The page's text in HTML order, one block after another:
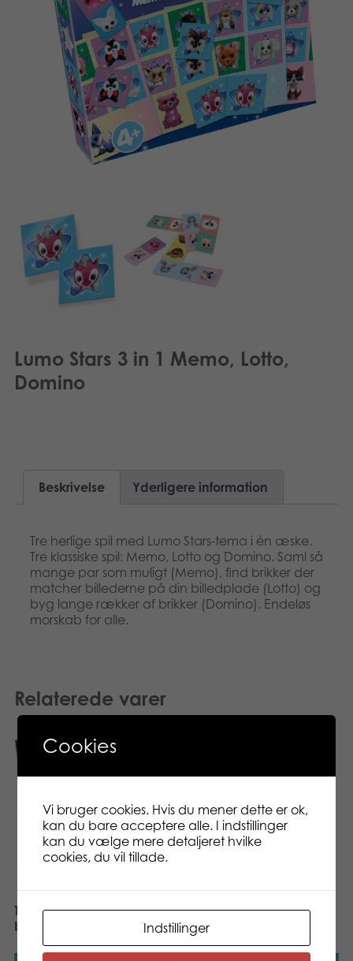
Bøger
Applikationer
Arkiverede produkter
Français
Norsk
Svenska
Lumo Stars 3 in 1 Memo, Lotto,
Domino
Beskrivelse Yderligere information
Tre herlige spil med Lumo Stars-tema i én æske.
Tre klassiske spil: Memo, Lotto og Domino. Saml så
mange par som muligt (Memo), find brikker der
matcher billederne på din billedplade (Lotto) og
byg lange rækker af brikker (Domino). Endeløs
morskab for alle.
Relaterede varer
Tactic Kimble Dinosaur
board game
Cookies
Vi bruger cookies. Hvis du mener dette er ok,
kan du bare acceptere alle. I indstillinger
kan du vælge mere detaljeret hvilke
cookies, du vil tillade.
Indstillinger